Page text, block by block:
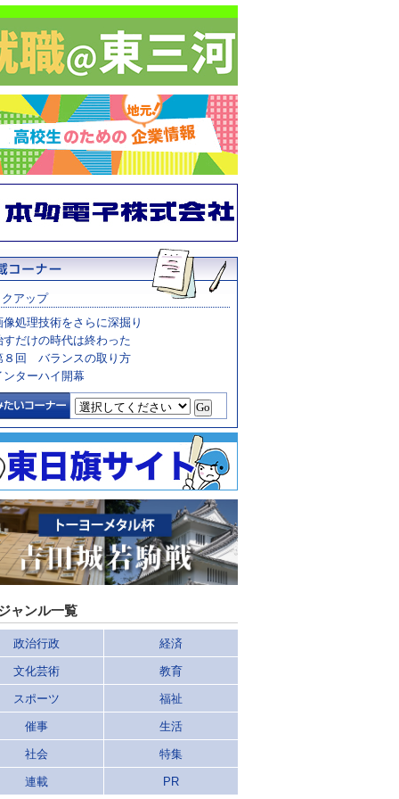
アップ
像処理技術をさらに深掘り
すだけの時代は終わった
８回 バランスの取り方
ンターハイ開幕
ャンル一覧
政治行政 経済
文化芸術 教育
スポーツ 福祉
催事 生活
社会 特集
連載 PR